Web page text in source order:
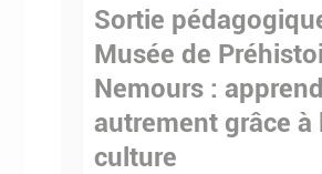
Sortie
Musée de
Nemours :
autrement grâce à
culture